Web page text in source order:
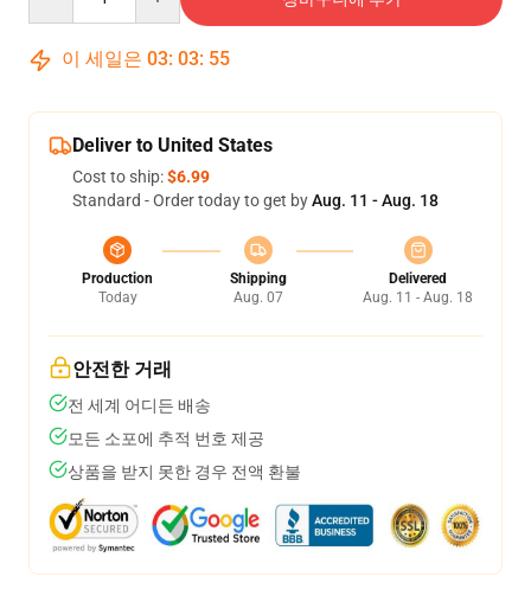
이 세일은 03: 03: 54
Deliver to United States
Cost to ship:$6.99
Standard - Order today to get byAug. 11 - Aug. 18
Production
Today
Shipping
Aug. 07
Delivered
Aug. 11 - Aug. 18
안전한 거래
전 세계 어디든 배송
모든 소포에 추적 번호 제공
상품을 받지 못한 경우 전액 환불